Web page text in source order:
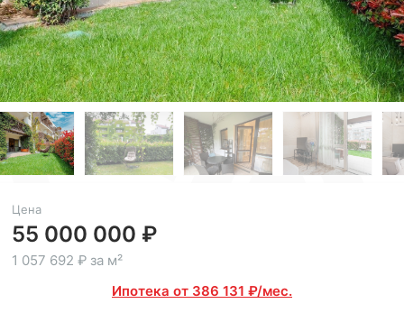
Цена
55 000 000 ₽
1 057 692 ₽ за м²
Ипотека от 386 131 ₽/мес.